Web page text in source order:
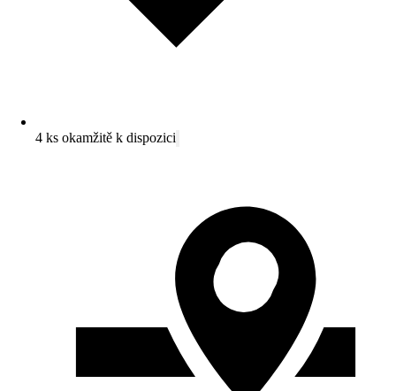
4 ks okamžitě k dispozici